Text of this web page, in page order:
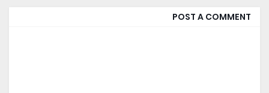
POST A COMMENT